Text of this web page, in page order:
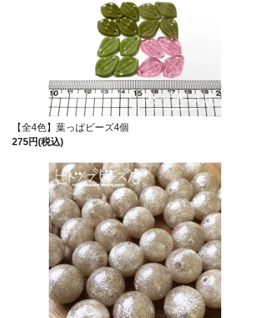
【全4色】葉っぱビーズ4個
275円(税込)